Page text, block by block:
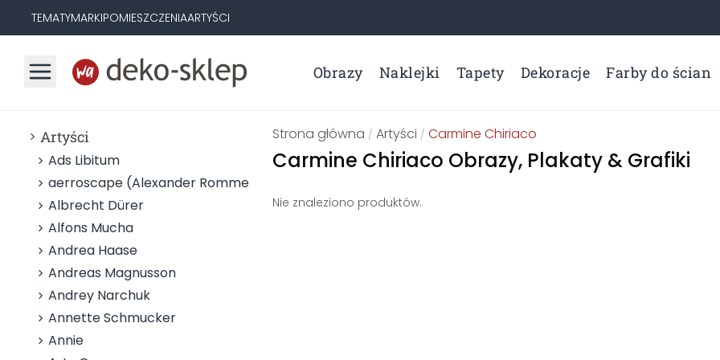
TEMATYMARKIPOMIESZCZENIAARTYŚCI
Obrazy Naklejki Tapety Dekoracje Farby do ścian
Artyści
Ads Libitum
aerroscape (Alexander Rommel)
Albrecht Dürer
Alfons Mucha
Andrea Haase
Andreas Magnusson
Andrey Narchuk
Annette Schmucker
Annie
Strona główna /Artyści /Carmine Chiriaco
Carmine Chiriaco Obrazy, Plakaty & Grafiki
Nie znaleziono produktów.